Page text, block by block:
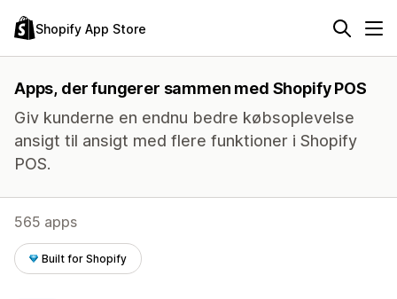
Shopify App Store
Apps, der fungerer sammen med Shopify POS
Giv kunderne en endnu bedre købsoplevelse
ansigt til ansigt med flere funktioner i Shopify
POS.
565 apps
Built for Shopify